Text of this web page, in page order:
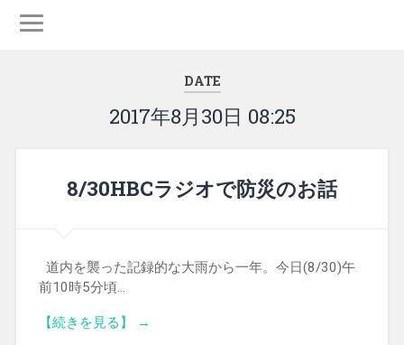
DATE
2017年8月30日 08:25
8/30HBCラジオで防災のお話
道内を襲った記録的な大雨から一年。今日(8/30)午
前10時5分頃…
【続きを見る】 →